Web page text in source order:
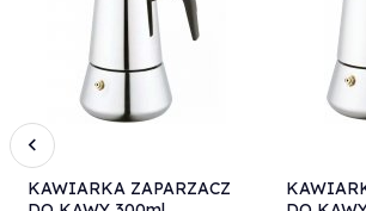
KAWIARKA ZAPARZACZ